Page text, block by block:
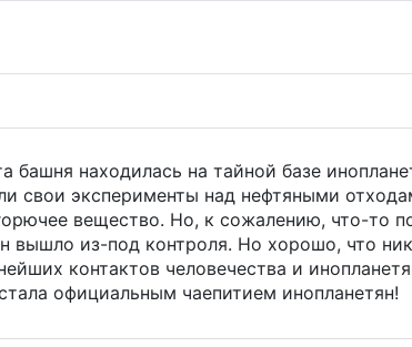
башня находилась на тайной базе
свои эксперименты над нефтяными
вещество. Но, к сожалению, что-то
вышло из-под контроля. Но хорошо, что
контактов человечества и
официальным чаепитием инопланетян!